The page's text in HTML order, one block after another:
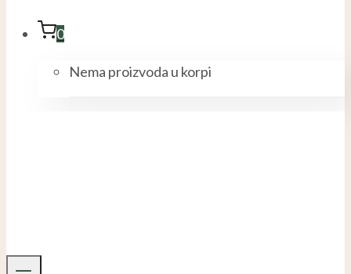
0
Nema proizvoda u korpi